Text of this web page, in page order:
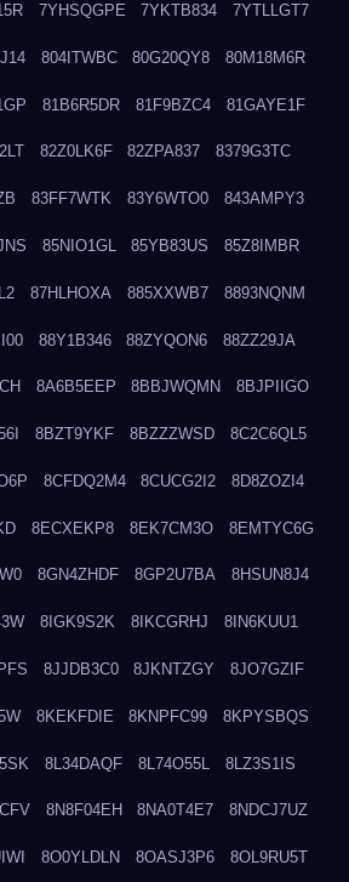
7YHSQGPE 7YKTB834 7YTLLGT7
804ITWBC 80G20QY8 80M18M6R
81B6R5DR 81F9BZC4 81GAYE1F
82Z0LK6F 82ZPA837 8379G3TC
83FF7WTK 83Y6WTO0 843AMPY3
85NIO1GL 85YB83US 85Z8IMBR
87HLHOXA 885XXWB7 8893NQNM
88Y1B346 88ZYQON6 88ZZ29JA
8A6B5EEP 8BBJWQMN 8BJPIIGO
8BZT9YKF 8BZZZWSD 8C2C6QL5
8CFDQ2M4 8CUCG2I2 8D8ZOZI4
8ECXEKP8 8EK7CM3O 8EMTYC6G
8GN4ZHDF 8GP2U7BA 8HSUN8J4
8IGK9S2K 8IKCGRHJ 8IN6KUU1
8JJDB3C0 8JKNTZGY 8JO7GZIF
8KEKFDIE 8KNPFC99 8KPYSBQS
8L34DAQF 8L74O55L 8LZ3S1IS
8N8F04EH 8NA0T4E7 8NDCJ7UZ
8O0YLDLN 8OASJ3P6 8OL9RU5T